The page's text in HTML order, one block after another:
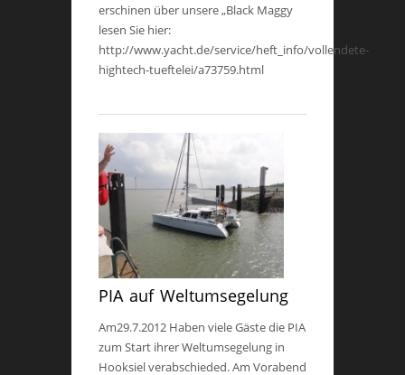
erschinen über unsere „Black Maggy
lesen Sie hier:
http://www.yacht.de/service/heft_info/vollendete-
hightech-tueftelei/a73759.html
PIA auf Weltumsegelung
Am29.7.2012 Haben viele Gäste die PIA
zum Start ihrer Weltumsegelung in
Hooksiel verabschieded. Am Vorabend